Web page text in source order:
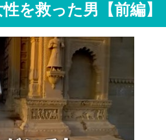
を救った男【前編】